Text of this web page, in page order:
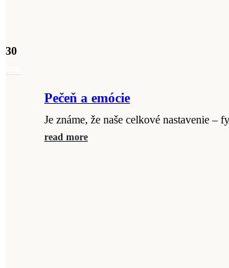
30
Pečeň a emócie
Je známe, že naše celkové nastavenie –
read more